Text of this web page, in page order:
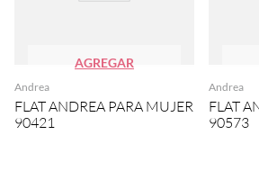
AGREGAR
Andrea
FLAT ANDREA PARA MUJER
90421
Andrea
FLAT
90573